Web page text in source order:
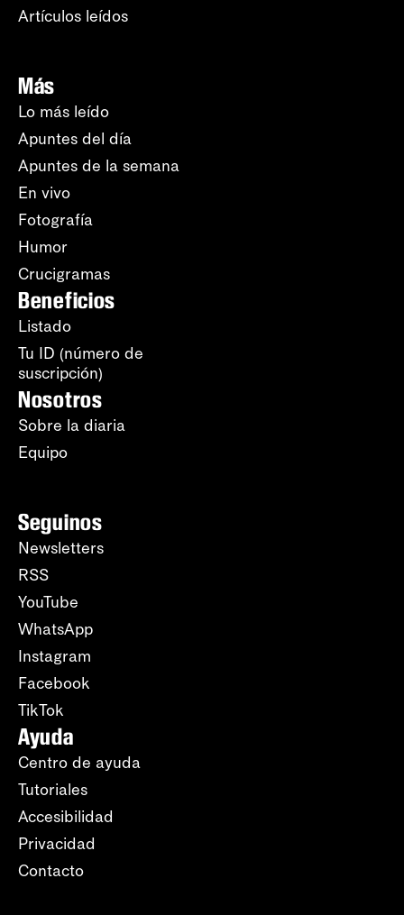
Artículos leídos
Más
Lo más leído
Apuntes del día
Apuntes de la semana
En vivo
Fotografía
Humor
Crucigramas
Beneficios
Listado
Tu ID (número de
suscripción)
Nosotros
Sobre la diaria
Equipo
Seguinos
Newsletters
RSS
YouTube
WhatsApp
Instagram
Facebook
TikTok
Ayuda
Centro de ayuda
Tutoriales
Accesibilidad
Privacidad
Contacto